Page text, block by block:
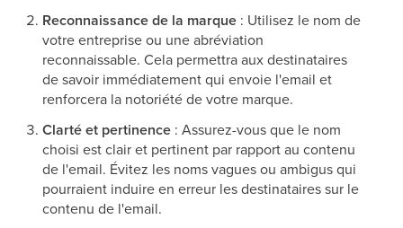
Reconnaissance de la marque : Utilisez le nom de
votre entreprise ou une abréviation
reconnaissable. Cela permettra aux destinataires
de savoir immédiatement qui envoie l'email et
renforcera la notoriété de votre marque.
Clarté et pertinence : Assurez-vous que le nom
choisi est clair et pertinent par rapport au contenu
de l'email. Évitez les noms vagues ou ambigus qui
pourraient induire en erreur les destinataires sur le
contenu de l'email.